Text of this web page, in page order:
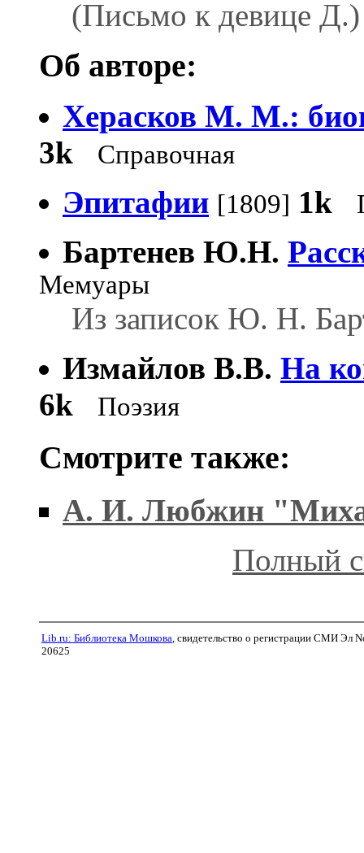
(Письмо к девице Д.)
Об авторе:
Херасков М. М.:
3k
Справочная
Эпитафии [1809] 1k
Бартенев Ю.Н.
Мемуары
Из записок Ю. Н.
Измайлов В.В. На
6k
Поэзия
Смотрите также:
А. И. Любжин
Полный
Lib.ru: Библиотека Мошкова , свидетельство о регистрации СМИ Эл
20625